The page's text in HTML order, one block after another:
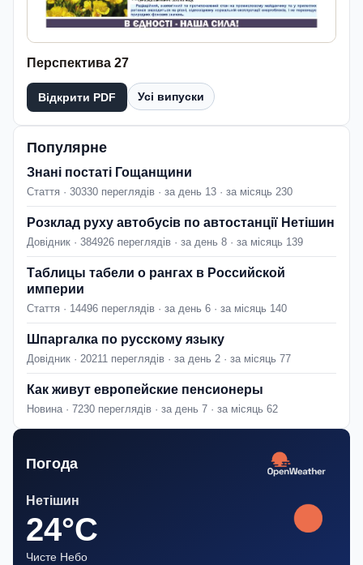
Перспектива 27
Відкрити PDF Усі випуски
Популярне
Знані постаті Гощанщини
Стаття · 30330 переглядів · за день 13 · за місяць 230
Розклад руху автобусів по автостанції Нетішин
Довідник · 384926 переглядів · за день 8 · за місяць 139
Таблицы табели о рангах в Российской
империи
Стаття · 14496 переглядів · за день 6 · за місяць 140
Шпаргалка по русскому языку
Довідник · 20211 переглядів · за день 2 · за місяць 77
Как живут европейские пенсионеры
Новина · 7230 переглядів · за день 7 · за місяць 62
Погода
Нетішин
24°C
Чисте Небо